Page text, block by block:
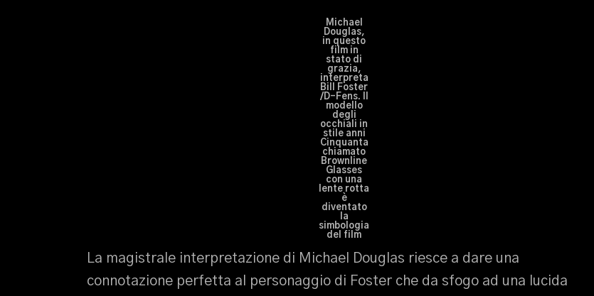
Michael
Douglas,
in questo
film in
stato di
grazia,
interpreta
Bill Foster
/D-Fens. Il
modello
degli
occhiali in
stile anni
Cinquanta
chiamato
Brownline
Glasses
con una
lente rotta
è
diventato
la
simbologia
del film
La magistrale interpretazione di Michael Douglas riesce a dare una
connotazione perfetta al personaggio di Foster che da sfogo ad una lucida